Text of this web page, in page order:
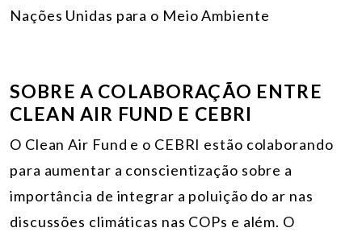
Nações Unidas para o Meio Ambiente
SOBRE A COLABORAÇÃO ENTRE
CLEAN AIR FUND E CEBRI
O Clean Air Fund e o CEBRI estão colaborando
para aumentar a conscientização sobre a
importância de integrar a poluição do ar nas
discussões climáticas nas COPs e além. O